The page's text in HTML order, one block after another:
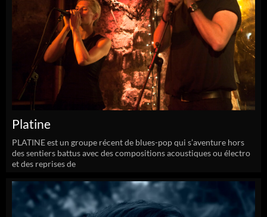
Platine
PLATINE est un groupe récent de blues-pop qui s’aventure hors
des sentiers battus avec des compositions acoustiques ou électro
et des reprises de